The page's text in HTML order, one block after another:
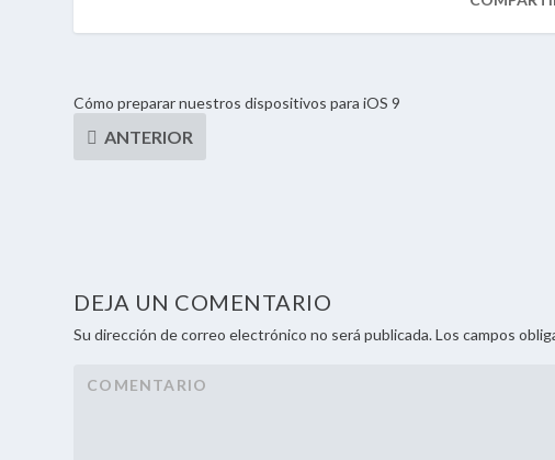
Cómo preparar nuestros dispositivos para iOS 9
DEJA UN COMENTARIO
Su dirección de correo electrónico no será publicada. Los campos